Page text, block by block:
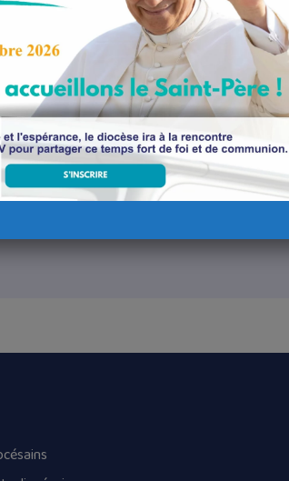
J-M Leclair, Rinck, musiques Klezmer.